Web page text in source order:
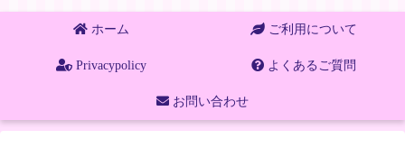
ホーム ご利用について
Privacypolicy よくあるご質問
お問い合わせ